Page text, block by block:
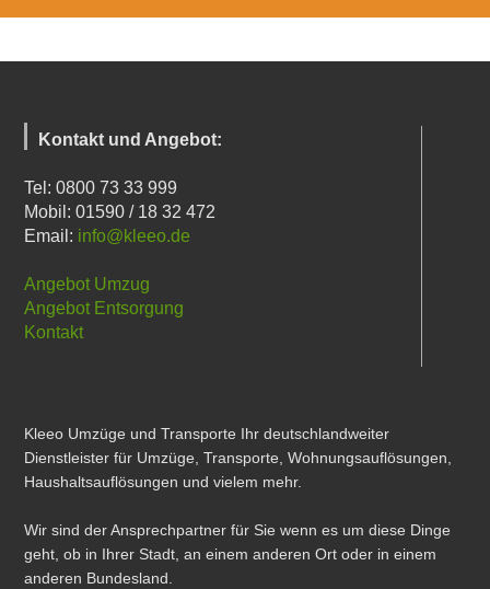
Kontakt und Angebot:
Tel: 0800 73 33 999
Mobil: 01590 / 18 32 472
Email: info@kleeo.de
Angebot Umzug
Angebot Entsorgung
Kontakt
Kleeo Umzüge und Transporte Ihr deutschlandweiter
Dienstleister für Umzüge, Transporte, Wohnungsauflösungen,
Haushaltsauflösungen und vielem mehr.
Wir sind der Ansprechpartner für Sie wenn es um diese Dinge
geht, ob in Ihrer Stadt, an einem anderen Ort oder in einem
anderen Bundesland.